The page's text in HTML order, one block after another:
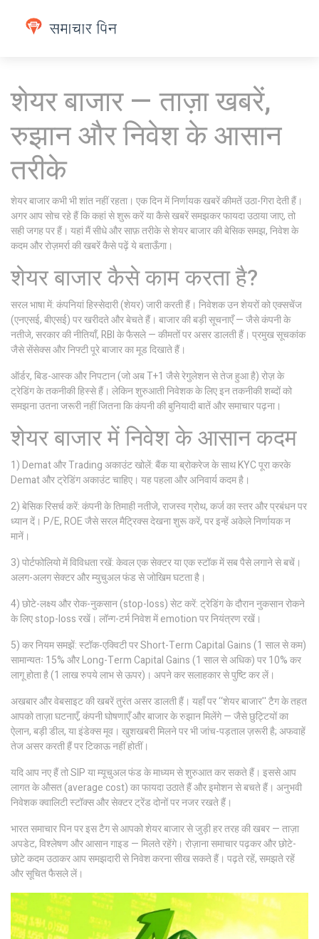
शेयर बाजार — ताज़ा खबरें,
रुझान और निवेश के आसान
तरीके
शेयर बाजार कभी भी शांत नहीं रहता। एक दिन में निर्णायक खबरें कीमतें उठा-गिरा देती हैं।
अगर आप सोच रहे हैं कि कहां से शुरू करें या कैसे खबरें समझकर फायदा उठाया जाए, तो
सही जगह पर हैं। यहां मैं सीधे और साफ़ तरीके से शेयर बाजार की बेसिक समझ, निवेश के
कदम और रोज़मर्रा की खबरें कैसे पढ़ें ये बताऊँगा।
शेयर बाजार कैसे काम करता है?
सरल भाषा में: कंपनियां हिस्सेदारी (शेयर) जारी करती हैं। निवेशक उन शेयरों को एक्सचेंज
(एनएसई, बीएसई) पर खरीदते और बेचते हैं। बाजार की बड़ी सूचनाएँ — जैसे कंपनी के
नतीजे, सरकार की नीतियाँ, RBI के फैसले — कीमतों पर असर डालती हैं। प्रमुख सूचकांक
जैसे सेंसेक्स और निफ्टी पूरे बाजार का मूड दिखाते हैं।
ऑर्डर, बिड-आस्क और निपटान (जो अब T+1 जैसे रेगुलेशन से तेज हुआ है) रोज़ के
ट्रेडिंग के तकनीकी हिस्से हैं। लेकिन शुरुआती निवेशक के लिए इन तकनीकी शब्दों को
समझना उतना जरूरी नहीं जितना कि कंपनी की बुनियादी बातें और समाचार पढ़ना।
शेयर बाजार में निवेश के आसान कदम
1) Demat और Trading अकाउंट खोलें: बैंक या ब्रोकरेज के साथ KYC पूरा करके
Demat और ट्रेडिंग अकाउंट चाहिए। यह पहला और अनिवार्य कदम है।
2) बेसिक रिसर्च करें: कंपनी के तिमाही नतीजे, राजस्व ग्रोथ, कर्ज का स्तर और प्रबंधन पर
ध्यान दें। P/E, ROE जैसे सरल मैट्रिक्स देखना शुरू करें, पर इन्हें अकेले निर्णायक न
मानें।
3) पोर्टफोलियो में विविधता रखें: केवल एक सेक्टर या एक स्टॉक में सब पैसे लगाने से बचें।
अलग-अलग सेक्टर और म्युचुअल फंड से जोखिम घटता है।
4) छोटे-लक्ष्य और रोक-नुकसान (stop-loss) सेट करें: ट्रेडिंग के दौरान नुकसान रोकने
के लिए stop-loss रखें। लॉन्ग-टर्म निवेश में emotion पर नियंत्रण रखें।
5) कर नियम समझें: स्टॉक-एक्विटी पर Short-Term Capital Gains (1 साल से कम)
सामान्यतः 15% और Long-Term Capital Gains (1 साल से अधिक) पर 10% कर
लागू होता है (1 लाख रुपये लाभ से ऊपर)। अपने कर सलाहकार से पुष्टि कर लें।
अखबार और वेबसाइट की खबरें तुरंत असर डालती हैं। यहाँ पर ‘‘शेयर बाजार'' टैग के तहत
आपको ताज़ा घटनाएँ, कंपनी घोषणाएँ और बाजार के रुझान मिलेंगे — जैसे छुट्टियों का
ऐलान, बड़ी डील, या इंडेक्स मूव। खुशखबरी मिलने पर भी जांच-पड़ताल ज़रूरी है; अफवाहें
तेज असर करती हैं पर टिकाऊ नहीं होतीं।
यदि आप नए हैं तो SIP या म्यूचुअल फंड के माध्यम से शुरुआत कर सकते हैं। इससे आप
लागत के औसत (average cost) का फायदा उठाते हैं और इमोशन से बचते हैं। अनुभवी
निवेशक क्वालिटी स्टॉक्स और सेक्टर ट्रेंड दोनों पर नजर रखते हैं।
भारत समाचार पिन पर इस टैग से आपको शेयर बाजार से जुड़ी हर तरह की खबर — ताज़ा
अपडेट, विश्लेषण और आसान गाइड — मिलते रहेंगे। रोज़ाना समाचार पढ़कर और छोटे-
छोटे कदम उठाकर आप समझदारी से निवेश करना सीख सकते हैं। पढ़ते रहें, समझते रहें
और सूचित फैसले लें।